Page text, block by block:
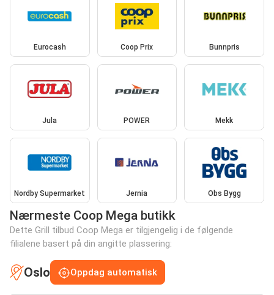
Eurocash Coop Prix Bunnpris
Jula POWER Mekk
Nordby Supermarket Jernia Obs Bygg
Nærmeste Coop Mega butikk
Dette Grill tilbud Coop Mega er tilgjengelig i de følgende
filialene basert på din angitte plassering:
Oslo Oppdag automatisk